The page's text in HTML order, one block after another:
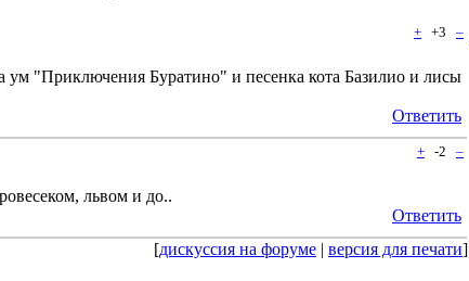
+ +3 –
ум "Приключения Буратино" и песенка кота Базилио и лисы
Ответить
+ -2 –
львом и до..
Ответить
[дискуссия на форуме | версия для печати]